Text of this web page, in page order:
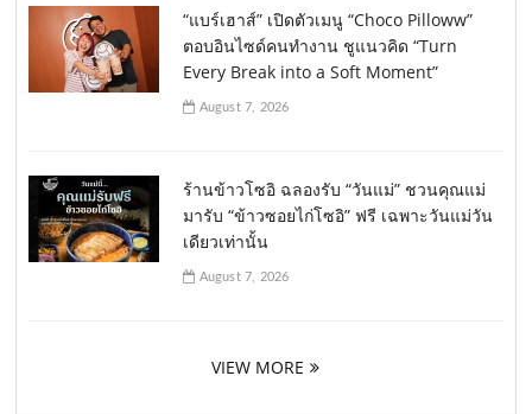
“แบร์เฮาส์” เปิดตัวเมนู “Choco Pilloww”
ตอบอินไซด์คนทำงาน ชูแนวคิด “Turn
Every Break into a Soft Moment”
August 7, 2026
ร้านข้าวโซอิ ฉลองรับ “วันแม่” ชวนคุณแม่
มารับ “ข้าวซอยไก่โซอิ” ฟรี เฉพาะวันแม่วัน
เดียวเท่านั้น
August 7, 2026
VIEW MORE